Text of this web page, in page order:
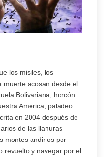
los misiles, los
muerte acosan desde el
Bolivariana, horcón
América, paladeo
en 2004 después de
de las llanuras
montes andinos por
revuelto y navegar por el